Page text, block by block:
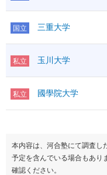
国立 三重大学
私立 玉川大学
私立 國學院大学
本内容は、河合塾にて調査し
予定を含んでいる場合もあり
確認ください。